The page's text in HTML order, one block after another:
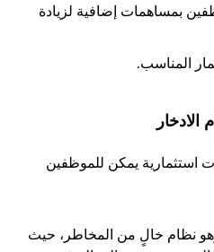
بمساهمات إضافية لزيادة
المناسب.
استثمارية يمكن للموظفين
نظام خالٍ من المخاطر، حيث